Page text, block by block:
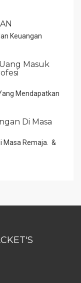
Keuangan
Masuk
Mendapatkan
Di Masa
Masa Remaja. &